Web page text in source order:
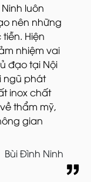
luôn
nên những
Hiện
nhiệm vai
đạo tại Nội
ngũ phát
inox chất
thẩm mỹ,
gian
Bùi Đình Ninh